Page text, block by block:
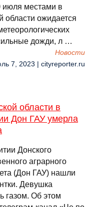
июля местами в
области ожидается
дожди, л …
Новости
7, 2023 | cityreporter.ru
области в
Дон ГАУ умерла
Донского
аграрного
(Дон ГАУ) нашли
Девушка
газом. Об этом